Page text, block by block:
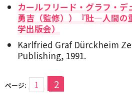
カールフリード・グラフ・デ
勇吉（監修））『肚―人間
学出版会）
Karlfried Graf Dürckheim
Publishing, 1991.
ページ: 1 2